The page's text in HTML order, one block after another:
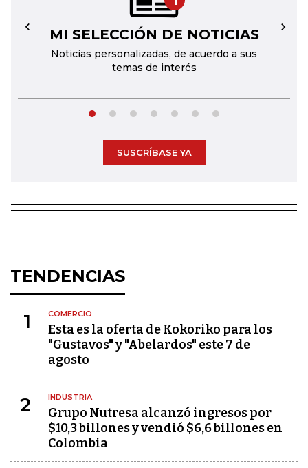
MI SELECCIÓN DE NOTICIAS
Noticias personalizadas, de acuerdo a sus
temas de interés
← →
SUSCRÍBASE YA
TENDENCIAS
1 COMERCIO
Esta es la oferta de Kokoriko para los
"Gustavos" y "Abelardos" este 7 de
agosto
2 INDUSTRIA
Grupo Nutresa alcanzó ingresos por
$10,3 billones y vendió $6,6 billones en
Colombia